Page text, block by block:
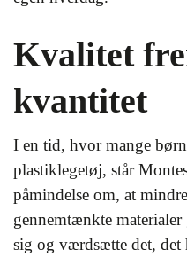
Kvalitet
kvantitet
I en tid, hvor mange
plastiklegetøj, står
påmindelse om, at
gennemtænkte
sig og værdsætte det, det